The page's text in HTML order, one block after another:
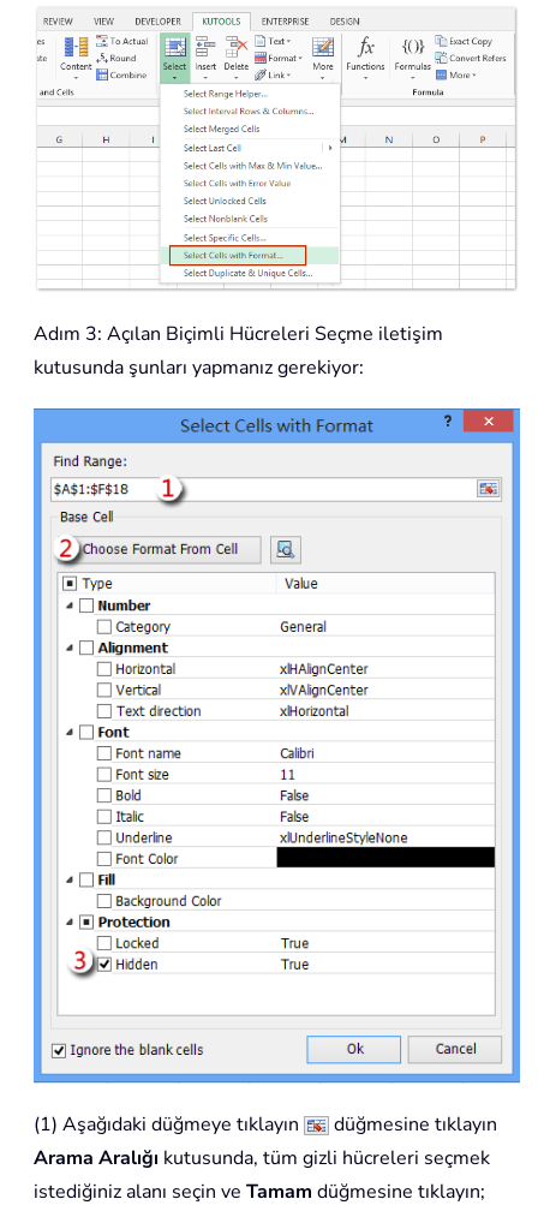
Adım 3: Açılan Biçimli Hücreleri Seçme iletişim
kutusunda şunları yapmanız gerekiyor:
(1) Aşağıdaki düğmeye tıklayın
düğmesine tıklayın
Arama Aralığı kutusunda, tüm gizli hücreleri seçmek
istediğiniz alanı seçin ve Tamam düğmesine tıklayın;